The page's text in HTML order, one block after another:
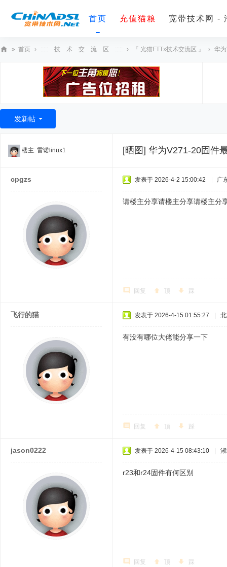
首页 充值猫粮 宽带技术网 -
术
» 首页 › ::::: 技 术 交 流 区 ::::: › 『 光猫FTTx技术交流区 』 › 华
发新帖
楼主: 雷诺linux1 [晒图] 华为V271-20固件
cpgzs 发表于 2026-4-2 15:00:42 广
请楼主分享请楼主分享请楼主分
回复 顶 踩
飞行的猫 发表于 2026-4-15 01:55:27
有没有哪位大佬能分享一下
回复 顶 踩
jason0222 发表于 2026-4-15 08:43:10
r23和r24固件有何区别
回复 顶 踩